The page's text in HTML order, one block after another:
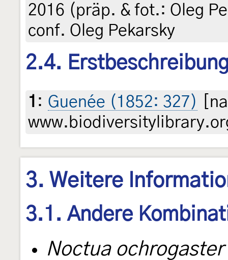
2016 (präp. & fot.: Oleg
conf. Oleg Pekarsky
2.4.
1 : Guenée (1852: 327)
3. Weitere
3.1. Andere
Noctua ochrogaster